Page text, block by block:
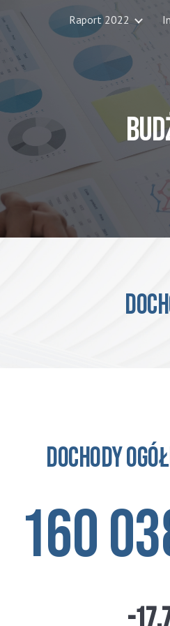
Skip to main contentRaport 2022
Dochody
160
-